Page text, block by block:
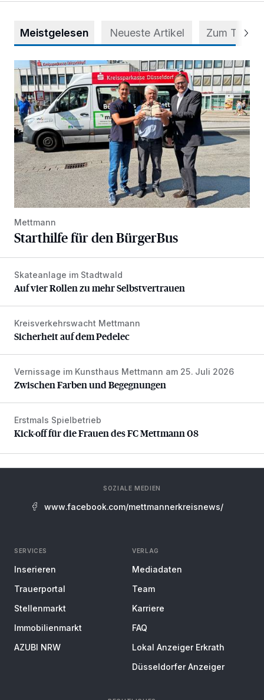
Meistgelesen Neueste Artikel Zum Thema
Starthilfe für den BürgerBus
Mettmann
Starthilfe für den BürgerBus
Auf vier Rollen zu mehr Selbstvertrauen
Skateanlage im Stadtwald
Auf vier Rollen zu mehr Selbstvertrauen
Sicherheit auf dem Pedelec
Kreisverkehrswacht Mettmann
Sicherheit auf dem Pedelec
Zwischen Farben und Begegnungen
Vernissage im Kunsthaus Mettmann am 25. Juli 2026
Zwischen Farben und Begegnungen
Kick-off für die Frauen des FC Mettmann 08
Erstmals Spielbetrieb
Kick-off für die Frauen des FC Mettmann 08
SOZIALE MEDIEN
www.facebook.com/mettmannerkreisnews/
SERVICES
Inserieren
Trauerportal
Stellenmarkt
Immobilienmarkt
AZUBI NRW
VERLAG
Mediadaten
Team
Karriere
FAQ
Lokal Anzeiger Erkrath
Düsseldorfer Anzeiger